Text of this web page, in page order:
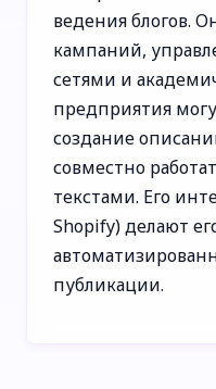
ведения блогов.
кампаний,
сетями и
предприятия
создание
совместно
текстами. Его
Shopify) делают
публикации.